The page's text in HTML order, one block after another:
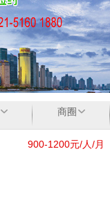
商圈
900-1200元/人/月